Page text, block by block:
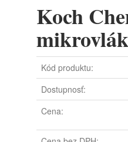
Koch
Kód produktu:
Dostupnosť:
Cena: